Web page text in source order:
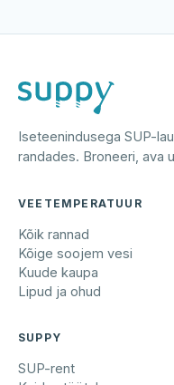
Iseteenindusega SUP-
randades. Broneeri, ava
VEETEMPERATUUR
Kõik rannad
Kõige soojem vesi
Kuude kaupa
Lipud ja ohud
SUPPY
SUP-rent